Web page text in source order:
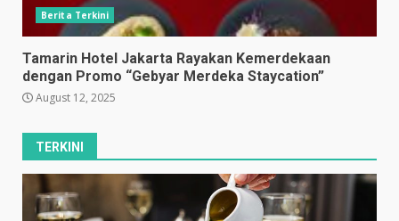
Berita Terkini
Tamarin Hotel Jakarta Rayakan Kemerdekaan
dengan Promo “Gebyar Merdeka Staycation”
August 12, 2025
TERKINI